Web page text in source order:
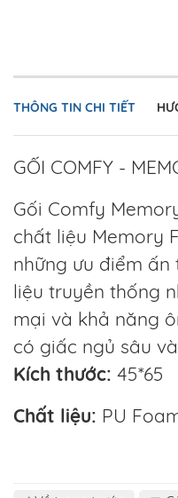
THÔNG TIN CHI TIẾT
GỐI COMFY -
Gối Comfy
chất liệu Memory
những ưu điểm
liệu truyền thống
mại và khả năng
có giấc ngủ sâu
Kích thước: 45*65
Chất liệu: PU